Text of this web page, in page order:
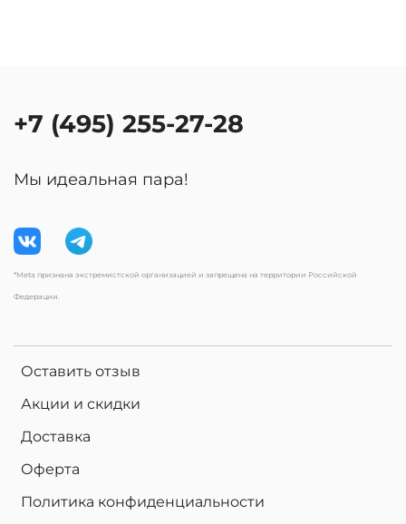
Оставить отзыв
Акции и скидки
Доставка
Оферта
Политика конфиденциальности
+7 (495) 255-27-28
Мы идеальная пара!
*Meta признана экстремистской организацией и запрещена на территории Российской
Федерации.